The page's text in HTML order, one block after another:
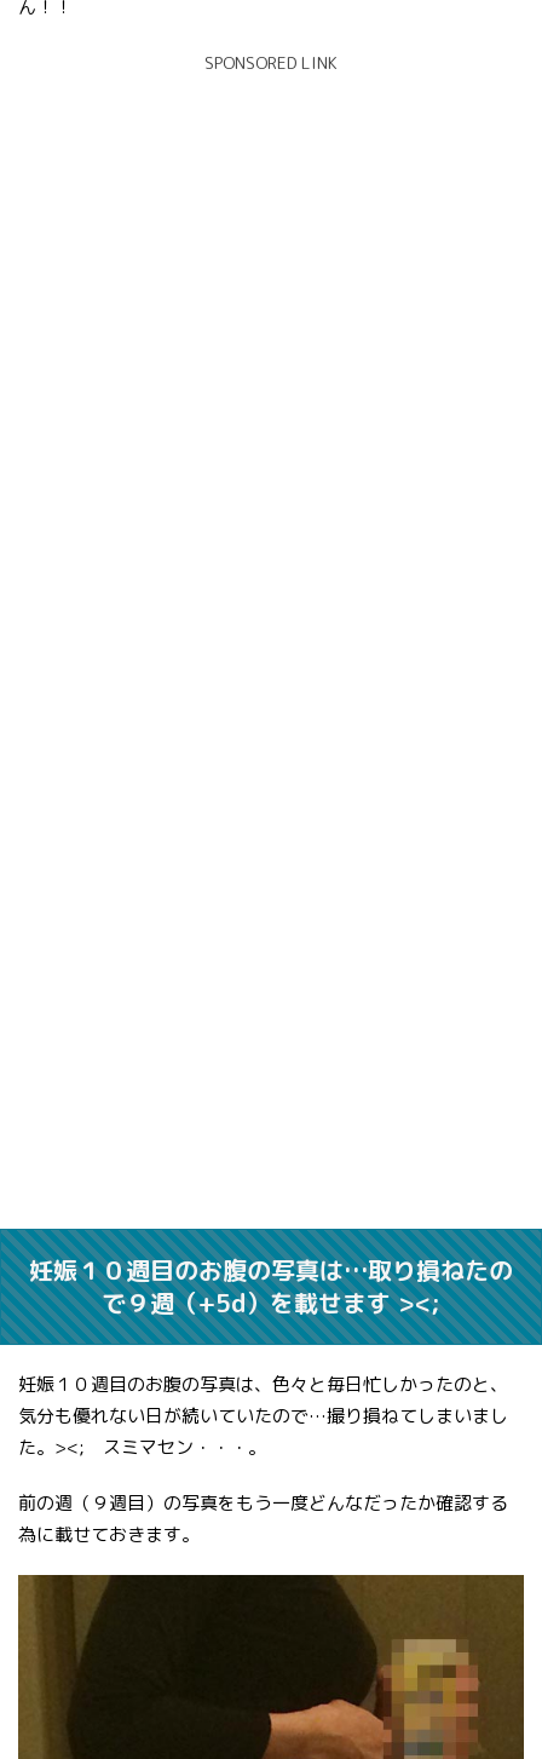
ん！！
SPONSORED LINK
妊娠１０週目のお腹の写真は…取り損ねたの
で９週（+5d）を載せます ><;
妊娠１０週目のお腹の写真は、色々と毎日忙しかったのと、
気分も優れない日が続いていたので…撮り損ねてしまいまし
た。><; スミマセン・・・。
前の週（９週目）の写真をもう一度どんなだったか確認する
為に載せておきます。